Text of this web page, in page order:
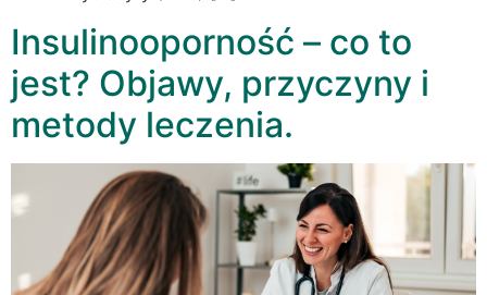
Insulinooporność – co to
jest? Objawy, przyczyny i
metody leczenia.